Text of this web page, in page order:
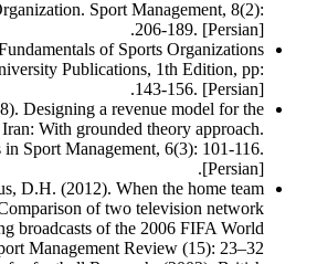
Sport Management, 8(2):
206-189. [Persian].
of Sports Organizations
Publications, 1th Edition, pp:
143-156. [Persian].
Designing a revenue model for the
With grounded theory approach.
in Sport Management, 6(3): 101-116.
[Persian].
D.H. (2012). When the home team
of two television network
broadcasts of the 2006 FIFA World
Management Review (15): 23–32.